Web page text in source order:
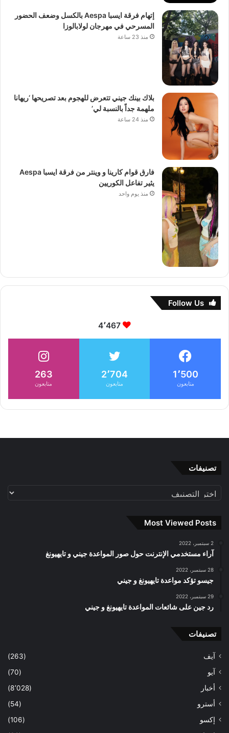
إتهام فرقة ايسبا Aespa بالكسل وضعف الحضور
المسرحي في مهرجان لولابالوزا
منذ 23 ساعة
بلاك بينك جيني تتعرض للهجوم بعد تصريحها ‘ريهانا
ملهمة جداً بالنسبة لي’
منذ 24 ساعة
فارق قوام كارينا و وينتر من فرقة ايسبا Aespa
يثير تفاعل الكوريين
منذ يوم واحد
Follow Us
4٬467
1٬500
متابعون
2٬704
متابعون
263
متابعون
تصنيفات
تصنيفات
Most Viewed Posts
2 سبتمبر، 2022
آراء مستخدمي الإنترنت حول صور المواعدة جيني و تايهيونغ
28 سبتمبر، 2022
جيسو تؤكد مواعدة تايهيونغ و جيني
29 سبتمبر، 2022
رد جين على شائعات المواعدة تايهيونغ و جيني
تصنيفات
آيف
(263)
آيو
(70)
أخبار
(8٬028)
أسترو
(54)
إكسو
(106)